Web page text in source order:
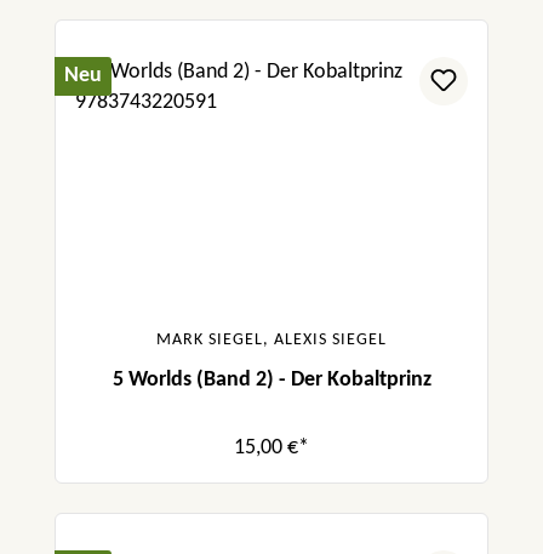
Neu
MARK SIEGEL, ALEXIS SIEGEL
5 Worlds (Band 2) - Der Kobaltprinz
15,00 €*